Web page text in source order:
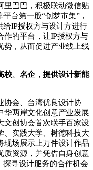
里巴巴，积极联动微信贴
台第一股“创梦市集”，
给IP授权方与设计方进行
作的平台，让IP授权方与
势，从而促进产业线上线
校、名企，提供设计新能
会、台湾优良设计协
华两岸文化创意产业发展
文创协会首次联手百家设
、实践大学、树德科技大
现场展示上万件设计作品
质资源，并凭借自身创意
探寻设计服务的合作机会